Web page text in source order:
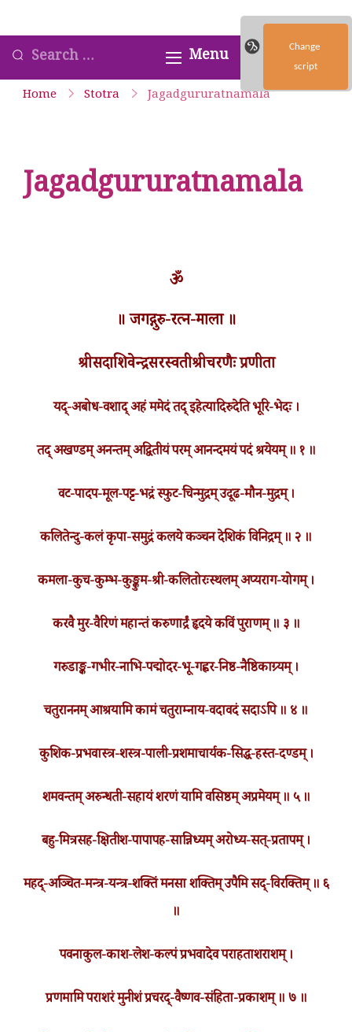
Change
script
to
content
Satyavrata – Kanchi Kamakoti
Guru Parampara Smaranam
Looking
for
Menu
Home Stotra Jagadgururatnamala
Jagadgururatnamala
ॐ
॥ जगद्गुरु-रत्न-माला ॥
श्रीसदाशिवेन्द्रसरस्वतीश्रीचरणैः प्रणीता
यद्-अबोध-वशाद् अहं ममेदं तद् इहेत्यादिरुदेति भूरि-भेदः ।
तद् अखण्डम् अनन्तम् अद्वितीयं परम् आनन्दमयं पदं श्रयेयम् ॥ १ ॥
वट-पादप-मूल-पट्ट-भद्रं स्फुट-चिन्मुद्रम् उदूढ-मौन-मुद्रम् ।
कलितेन्दु-कलं कृपा-समुद्रं कलये कञ्चन देशिकं विनिद्रम् ॥ २ ॥
कमला-कुच-कुम्भ-कुङ्कुम-श्री-कलितोरःस्थलम् अप्यराग-योगम् ।
करवै मुर-वैरिणं महान्तं करुणार्द्रं हृदये कविं पुराणम् ॥ ३ ॥
गरुडाङ्क-गभीर-नाभि-पद्मोदर-भू-गह्वर-निष्ठ-नैष्ठिकाग्र्यम् ।
चतुराननम् आश्रयामि कामं चतुराम्नाय-वदावदं सदाऽपि ॥ ४ ॥
कुशिक-प्रभवास्त्र-शस्त्र-पाली-प्रशमाचार्यक-सिद्ध-हस्त-दण्डम् ।
शमवन्तम् अरुन्धती-सहायं शरणं यामि वसिष्ठम् अप्रमेयम् ॥ ५ ॥
बहु-मित्रसह-क्षितीश-पापापह-सान्निध्यम् अरोध्य-सत्-प्रतापम् ।
महद्-अञ्चित-मन्त्र-यन्त्र-शक्तिं मनसा शक्तिम् उपैमि सद्-विरक्तिम् ॥ ६
॥
पवनाकुल-काश-लेश-कल्पं प्रभवादेव पराहताशराशम् ।
प्रणमामि पराशरं मुनीशं प्रचरद्-वैष्णव-संहिता-प्रकाशम् ॥ ७ ॥